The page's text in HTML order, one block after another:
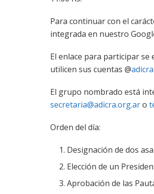
Para continuar con el
integrada en nuestro
El enlace para participar se
utilicen sus cuentas @
El grupo nombrado está
secretaria@adicra.org.aro
Orden del día:
Designación de dos
Elección de un
Aprobación de las